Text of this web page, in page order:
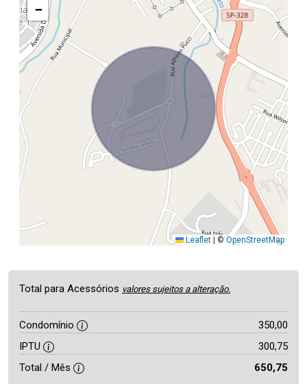
−
Leaflet | ©OpenStreetMap
Total para Acessórios valores sujeitos a alteração.
Condomínio
350,00
IPTU
300,75
Total / Mês
650,75